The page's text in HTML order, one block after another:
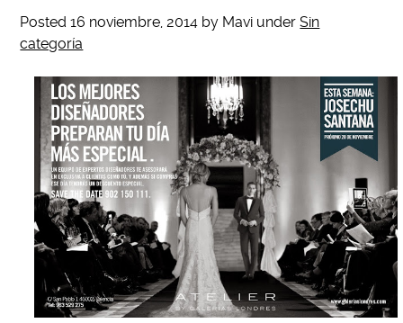
Posted16 noviembre, 2014 by Mavi underSin
categoría